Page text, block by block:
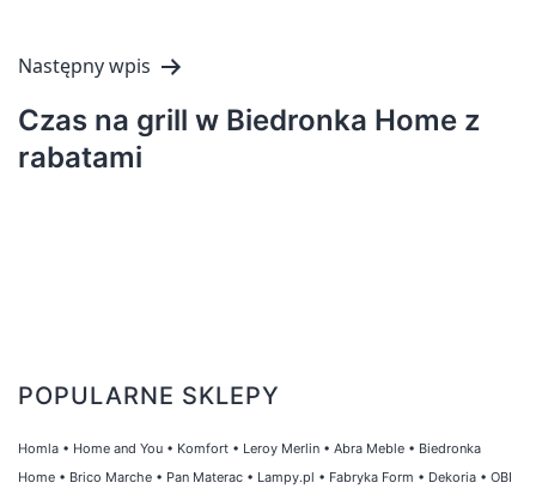
Następny wpis
Czas na grill w Biedronka Home z
rabatami
POPULARNE SKLEPY
Homla • Home and You • Komfort • Leroy Merlin • Abra Meble • Biedronka
Home • Brico Marche • Pan Materac • Lampy.pl • Fabryka Form • Dekoria • OBI